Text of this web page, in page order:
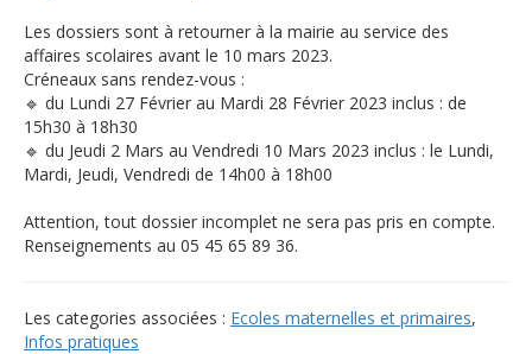
Les dossiers sont à retourner à la mairie au service des
affaires scolaires avant le 10 mars 2023.
Créneaux sans rendez-vous :
🔹 du Lundi 27 Février au Mardi 28 Février 2023 inclus : de
15h30 à 18h30
🔹 du Jeudi 2 Mars au Vendredi 10 Mars 2023 inclus : le Lundi,
Mardi, Jeudi, Vendredi de 14h00 à 18h00
Attention, tout dossier incomplet ne sera pas pris en compte.
Renseignements au 05 45 65 89 36.
Les categories associées : Ecoles maternelles et primaires,
Infos pratiques